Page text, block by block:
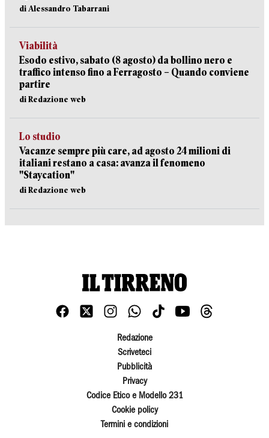
di Alessandro Tabarrani
Viabilità
Esodo estivo, sabato (8 agosto) da bollino nero e
traffico intenso fino a Ferragosto – Quando conviene
partire
di Redazione web
Lo studio
Vacanze sempre più care, ad agosto 24 milioni di
italiani restano a casa: avanza il fenomeno
"Staycation"
di Redazione web
Redazione
Scriveteci
Pubblicità
Privacy
Codice Etico e Modello 231
Cookie policy
Termini e condizioni